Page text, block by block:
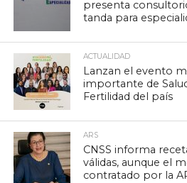
presenta
tanda para
ACTUALIDAD
Lanzan el evento
importante de
Fertilidad del país
ARS
CNSS informa
válidas, aunque el
contratado por la